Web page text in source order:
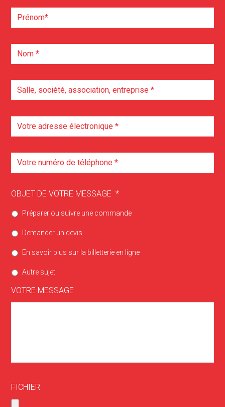
OBJET DE VOTRE MESSAGE *
Préparer ou suivre une commande
Demander un devis
En savoir plus sur la billetterie en ligne
Autre sujet
VOTRE MESSAGE
FICHIER